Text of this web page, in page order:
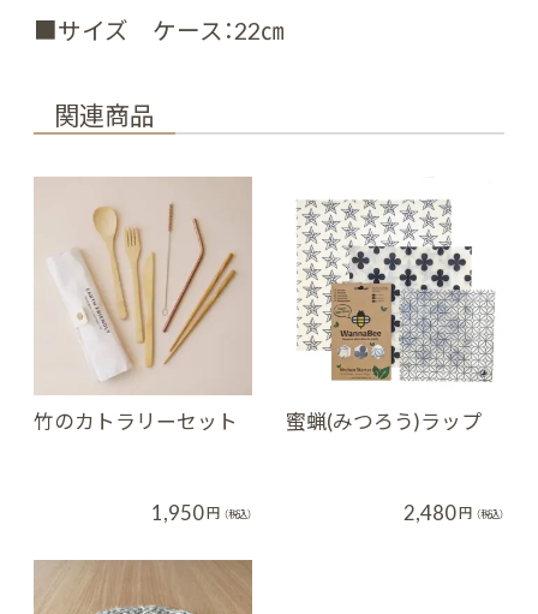
■サイズ ケース：22㎝
関連商品
竹のカトラリーセット
1,950円 （税込）
蜜蝋(みつろう)ラップ
2,480円 （税込）